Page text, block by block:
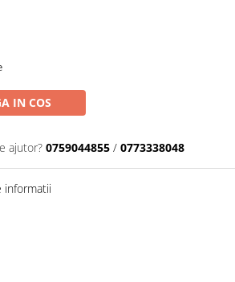
IN COS
ajutor? 0759044855 / 0773338048
informatii